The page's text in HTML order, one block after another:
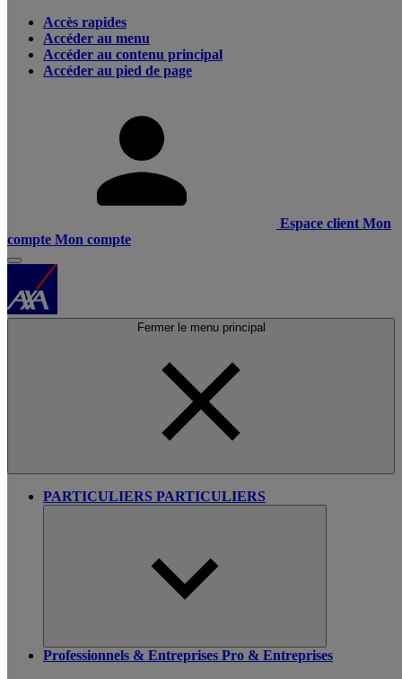
Accès rapides
Accéder au menu
Accéder au contenu principal
Accéder au pied de page
Espace client Mon
compte Mon compte
Fermer le menu principal
PARTICULIERS PARTICULIERS
Professionnels & Entreprises Pro & Entreprises